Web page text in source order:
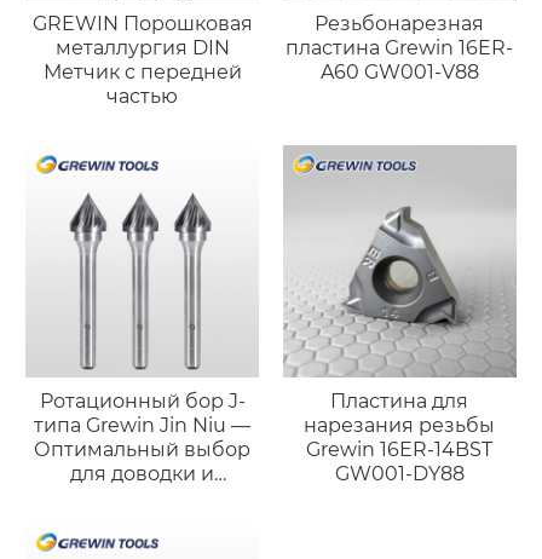
GREWIN Порошковая
металлургия DIN
Метчик с передней
частью
Резьбонарезная
пластина Grewin 16ER-
A60 GW001-V88
Ротационный бор J-
типа Grewin Jin Niu —
Оптимальный выбор
для доводки и
Пластина для
нарезания резьбы
Grewin 16ER-14BST
GW001-DY88